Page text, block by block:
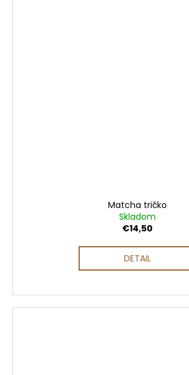
Matcha tričko
Skladom
€14,50
DETAIL